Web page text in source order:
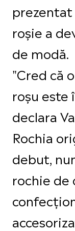
roșie a
de modă.
"Cred că
roșu este
declara
Rochia
debut,
rochie de